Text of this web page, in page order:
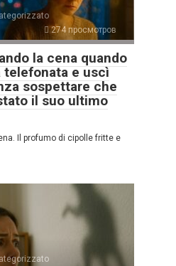
274 просмотров
la cena quando
e uscì
sospettare che
il suo ultimo
Il profumo di cipolle fritte e